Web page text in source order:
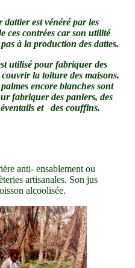
dattier est vénéré par les
ces contrées car son utilité
à la production des dattes.
utilisé pour fabriquer des
la toiture des maisons.
encore blanches sont
fabriquer des paniers, des
éventails et des couffins.
anti- ensablement ou
artisanales. Son jus
alcoolisée.